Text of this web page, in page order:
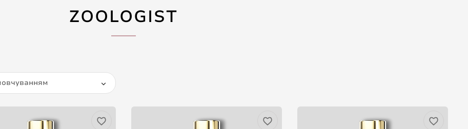
ZOOLOGIST